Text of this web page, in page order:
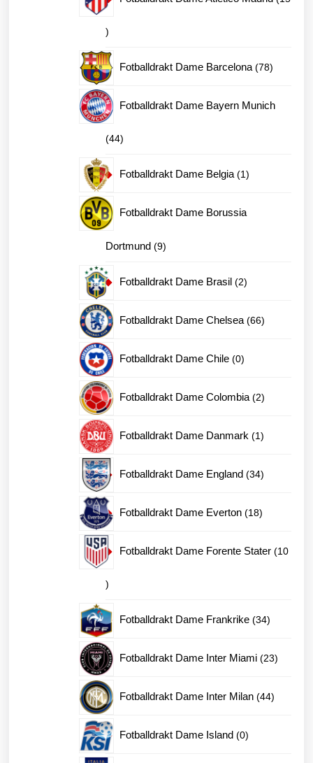
15
produkter
Fotballdrakt Dame Barcelona 7878
Fotballdrakt Dame Bayern Munich
4444
produkter
Fotballdrakt Dame Belgia 11
Fotballdrakt Dame Borussia
Dortmund 99
Fotballdrakt Dame Brasil 22
Fotballdrakt Dame Chelsea 6666
Fotballdrakt Dame Chile 00
Fotballdrakt Dame Colombia 22
Fotballdrakt Dame Danmark 11
Fotballdrakt Dame England 3434
Fotballdrakt Dame Everton 1818
Fotballdrakt Dame Forente Stater 10
10
produkter
Fotballdrakt Dame Frankrike 3434
Fotballdrakt Dame Inter Miami 2323
Fotballdrakt Dame Inter Milan 4444
Fotballdrakt Dame Island 00